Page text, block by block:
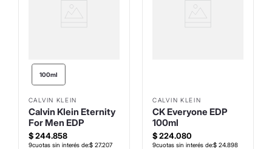
100ml
CALVIN KLEIN
Calvin Klein Eternity
For Men EDP
$ 244.858
9cuotas sin interés de:$ 27.207
CALVIN KLEIN
CK Everyone EDP
100ml
$224.080
9cuotas sin interés de:$ 24898